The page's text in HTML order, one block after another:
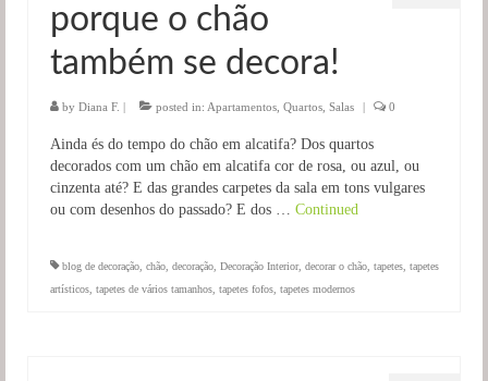
Salas
Jardim
porque o chão
também se decora!
by Diana F. | posted in: Apartamentos Quartos Salas | 0
Ainda és do tempo do chão em alcatifa? Dos quartos
decorados com um chão em alcatifa cor de rosa, ou azul, ou
cinzenta até? E das grandes carpetes da sala em tons vulgares
ou com desenhos do passado? E dos … Continued
blog de decoração chão decoração Decoração Interior, decorar o chão tapetes tapetes
artísticos tapetes de vários tamanhos tapetes fofos tapetes modernos